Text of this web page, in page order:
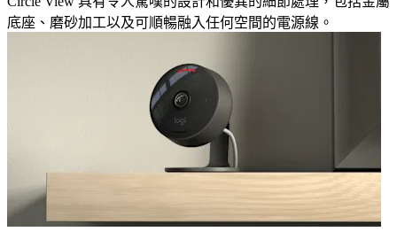
底座、磨砂加工以及可順暢融入任何空間的電源線。